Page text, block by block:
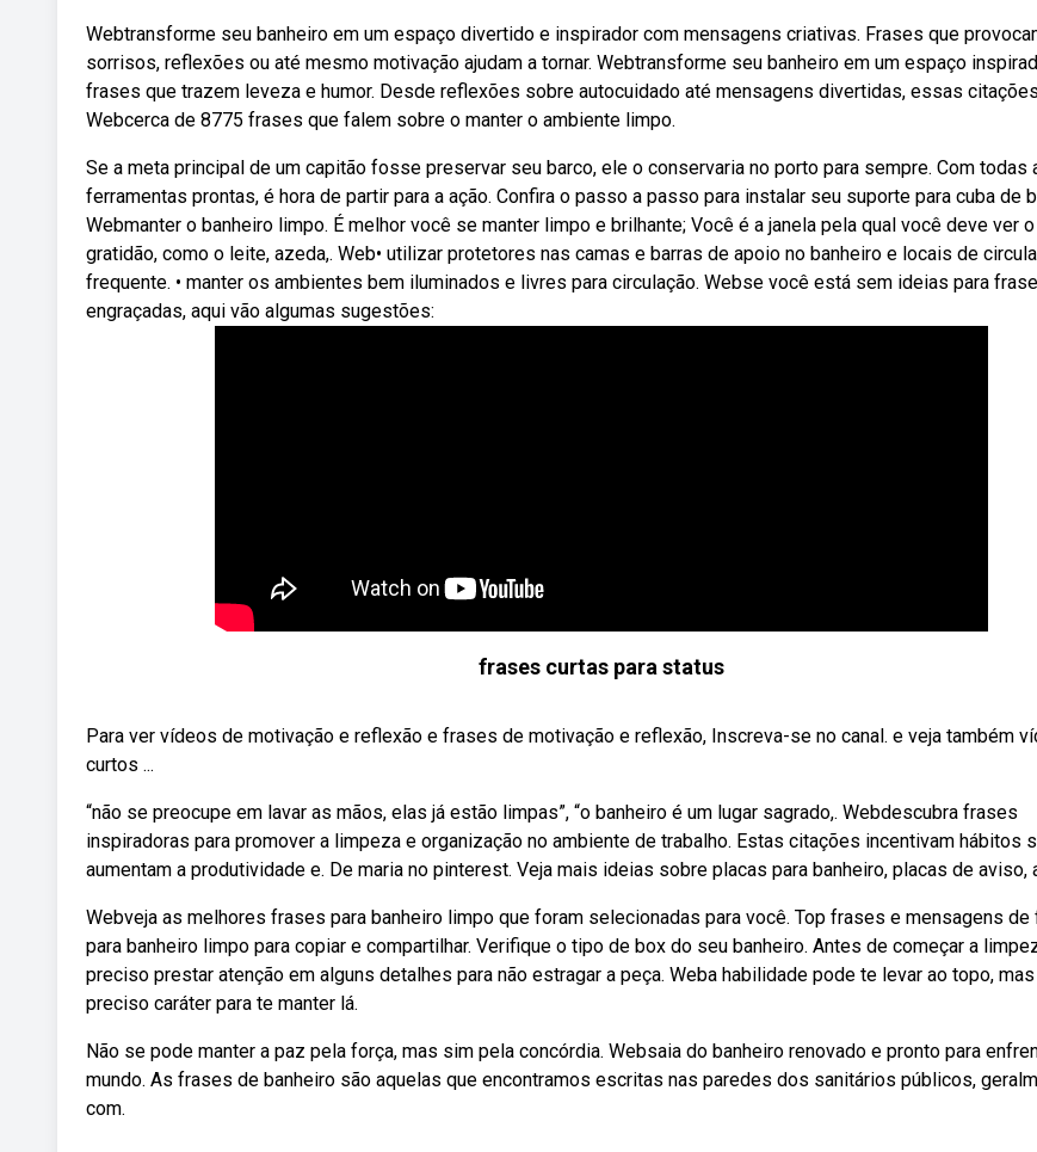
Webtransforme seu banheiro em um espaço divertido e inspirador com mensagens criativas. Frases que
sorrisos, reflexões ou até mesmo motivação ajudam a tornar. Webtransforme seu banheiro em um espaço
frases que trazem leveza e humor. Desde reflexões sobre autocuidado até mensagens divertidas, essas
Webcerca de 8775 frases que falem sobre o manter o ambiente limpo.
Se a meta principal de um capitão fosse preservar seu barco, ele o conservaria no porto para sempre. Com todas
ferramentas prontas, é hora de partir para a ação. Confira o passo a passo para instalar seu suporte para cuba de
Webmanter o banheiro limpo. É melhor você se manter limpo e brilhante; Você é a janela pela qual você deve ver
gratidão, como o leite, azeda,. Web• utilizar protetores nas camas e barras de apoio no banheiro e locais de
frequente. • manter os ambientes bem iluminados e livres para circulação. Webse você está sem ideias para
engraçadas, aqui vão algumas sugestões:
frases curtas para status
Para ver vídeos de motivação e reflexão e frases de motivação e reflexão, Inscreva-se no canal. e veja também
curtos ...
“não se preocupe em lavar as mãos, elas já estão limpas”, “o banheiro é um lugar sagrado,. Webdescubra frases
inspiradoras para promover a limpeza e organização no ambiente de trabalho. Estas citações incentivam hábitos
aumentam a produtividade e. De maria no pinterest. Veja mais ideias sobre placas para banheiro, placas de aviso,
Webveja as melhores frases para banheiro limpo que foram selecionadas para você. Top frases e mensagens de
para banheiro limpo para copiar e compartilhar. Verifique o tipo de box do seu banheiro. Antes de começar a
preciso prestar atenção em alguns detalhes para não estragar a peça. Weba habilidade pode te levar ao topo,
preciso caráter para te manter lá.
Não se pode manter a paz pela força, mas sim pela concórdia. Websaia do banheiro renovado e pronto para
mundo. As frases de banheiro são aquelas que encontramos escritas nas paredes dos sanitários públicos,
com.